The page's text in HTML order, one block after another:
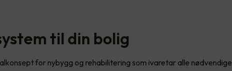
til din bolig
for nybygg og rehabilitering som ivaretar alle nødvendige